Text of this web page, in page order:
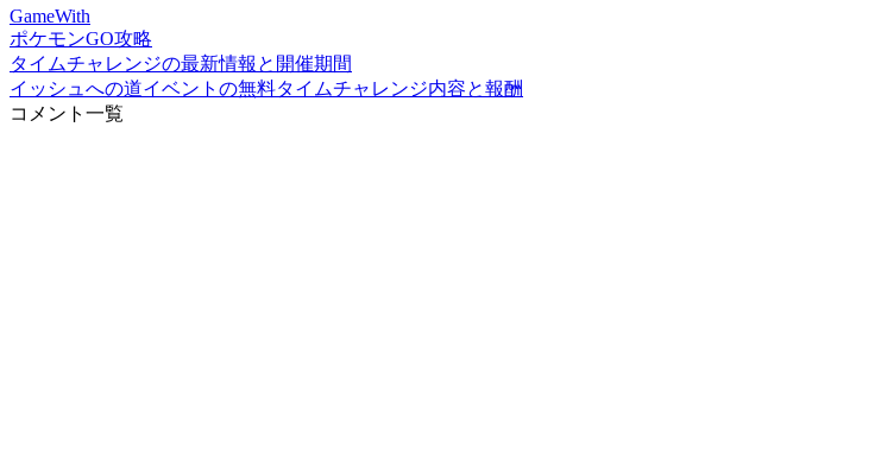
GameWith
ポケモンGO攻略
タイムチャレンジの最新情報と開催期間
イッシュへの道イベントの無料タイムチャレンジ内容と報酬
コメント一覧